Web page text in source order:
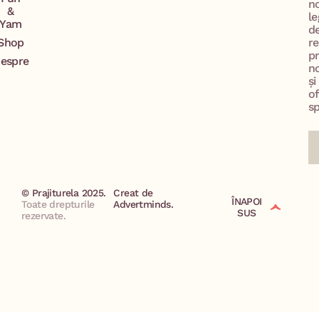
&
Yam
și
© Prajiturela 2025.
Toate drepturile
rezervate.
Creat de
Advertminds.
ÎNAPOI
SUS